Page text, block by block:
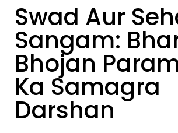
Swad Aur
Sangam:
Bhojan
Ka Samagra
Darshan